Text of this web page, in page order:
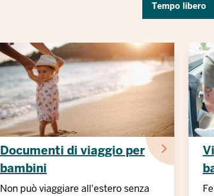
Tempo libero
Documenti di viaggio per
bambini
Non può viaggiare all'estero senza